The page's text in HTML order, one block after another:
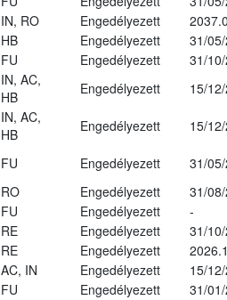
IN, RO Engedélyezett
HB Engedélyezett
31/
FU Engedélyezett
31/
IN, AC,
HB
Engedélyezett
15/
IN, AC,
HB
Engedélyezett
15/
FU Engedélyezett
31/
RO Engedélyezett
31/
FU Engedélyezett
-
RE Engedélyezett
31/
RE Engedélyezett
AC, IN Engedélyezett
15/
FU Engedélyezett 31/